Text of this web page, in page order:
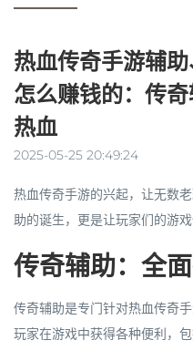
热血传奇手游辅
怎么赚钱的：传
热血
2025-05-25 20:49:24
热血传奇手游的兴起，让无数
助的诞生，更是让玩家们的游戏
传奇辅助：全
传奇辅助是专门针对热血传奇
玩家在游戏中获得各种便利，包